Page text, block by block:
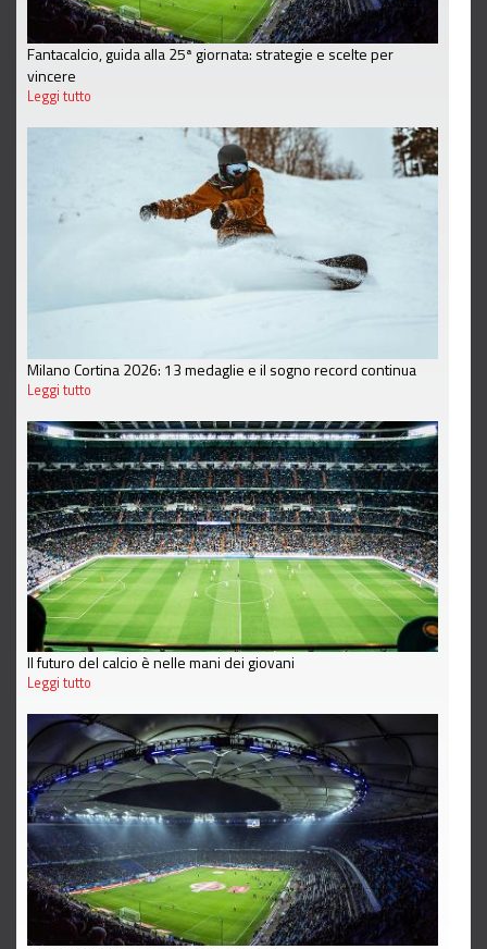
Fantacalcio, guida alla 25ª giornata: strategie e scelte per
vincere
Leggi tutto
Milano Cortina 2026: 13 medaglie e il sogno record continua
Leggi tutto
Il futuro del calcio è nelle mani dei giovani
Leggi tutto